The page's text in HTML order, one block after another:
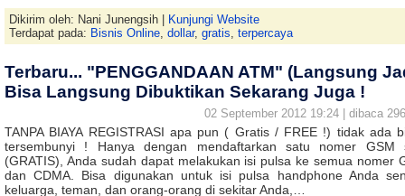
Dikirim oleh: Nani Junengsih |
Kunjungi Website
Terdapat pada: Bisnis Online, dollar, gratis, terpercaya
Terbaru... "PENGGANDAAN ATM" (Langsung
Bisa Langsung Dibuktikan Sekarang Juga !
02 September 2012 19:24 | dibaca
TANPA BIAYA REGISTRASI apa pun ( Gratis / FREE !) tidak ada
tersembunyi ! Hanya dengan mendaftarkan satu nomer GSM
(GRATIS), Anda sudah dapat melakukan isi pulsa ke semua nomer
dan CDMA. Bisa digunakan untuk isi pulsa handphone Anda
keluarga, teman, dan orang-orang di sekitar Anda,…